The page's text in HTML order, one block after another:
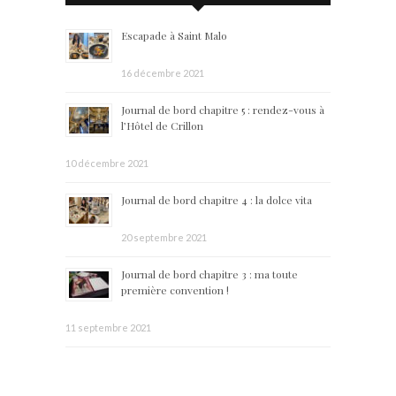
Escapade à Saint Malo
16 décembre 2021
Journal de bord chapitre 5 : rendez-vous à
l’Hôtel de Crillon
10 décembre 2021
Journal de bord chapitre 4 : la dolce vita
20 septembre 2021
Journal de bord chapitre 3 : ma toute
première convention !
11 septembre 2021